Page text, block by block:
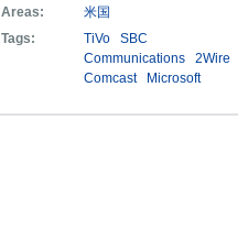
Areas:
米国
Tags:
TiVo
SBC
Communications
2Wire
Comcast
Microsoft